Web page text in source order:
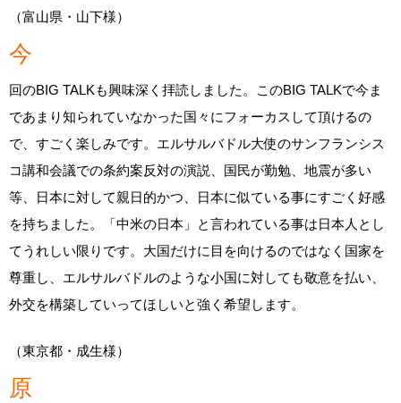
（富山県・山下様）
今
回のBIG TALKも興味深く拝読しました。このBIG TALKで今ま
であまり知られていなかった国々にフォーカスして頂けるの
で、すごく楽しみです。エルサルバドル大使のサンフランシス
コ講和会議での条約案反対の演説、国民が勤勉、地震が多い
等、日本に対して親日的かつ、日本に似ている事にすごく好感
を持ちました。「中米の日本」と言われている事は日本人とし
てうれしい限りです。大国だけに目を向けるのではなく国家を
尊重し、エルサルバドルのような小国に対しても敬意を払い、
外交を構築していってほしいと強く希望します。
（東京都・成生様）
原